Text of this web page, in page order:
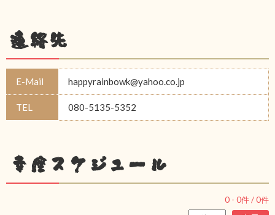
連絡先
E-Mail happyrainbowk@yahoo.co.jp
TEL 080-5135-5352
幸座スケジュール
0 - 0件 /0件